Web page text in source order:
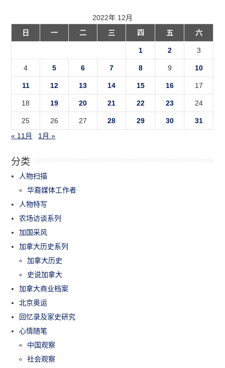
2022年 12月
日
一 二 三 四 五 六
1 2 3
4 5 6 7 8 9 10
11 12 13 14 15 16 17
18 19 20 21 22 23 24
25 26 27 28 29 30
31
« 11月
1月 »
分类
人物扫描
华裔媒体工作者
人物特写
农场访谈系列
加国采风
加拿大历史系列
加拿大历史
史说加拿大
加拿大商业档案
北京奥运
回忆录及家史研究
心情随笔
中国观察
社会观察